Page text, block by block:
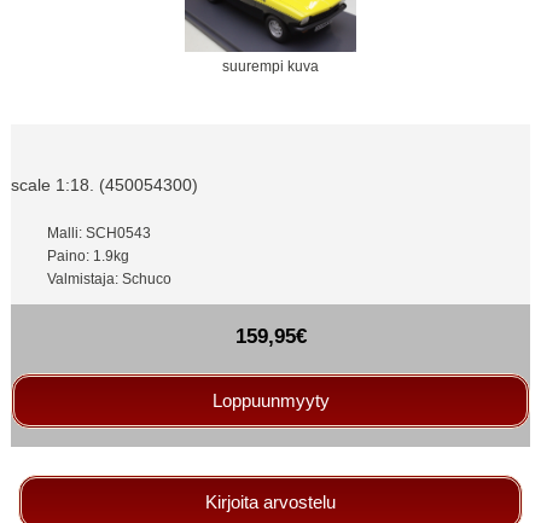
suurempi kuva
scale 1:18. (450054300)
Malli: SCH0543
Paino: 1.9kg
Valmistaja: Schuco
159,95€
Loppuunmyyty
Kirjoita arvostelu